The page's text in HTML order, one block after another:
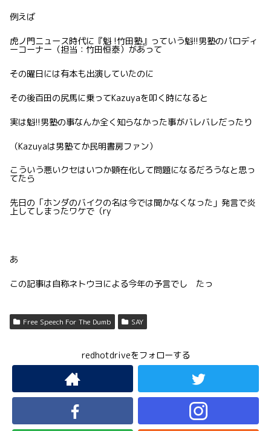
例えば
虎ノ門ニュース時代に『魁 !竹田塾』っていう魁!!男塾のパロディ
ーコーナー（担当：竹田恒泰）があって
その曜日には有本も出演していたのに
その後百田の尻馬に乗ってKazuyaを叩く時になると
実は魁!!男塾の事なんか全く知らなかった事がバレバレだったり
（Kazuyaは男塾てか民明書房ファン）
こういう悪いクセはいつか顕在化して問題になるだろうなと思っ
てたら
先日の「ホンダのバイクの名は今では聞かなくなった」発言で炎
上してしまったワケで（ry
あ
この記事は自称ネトウヨによる今年の予言でし たっ
Free Speech For The Dumb SAY
redhotdriveをフォローする